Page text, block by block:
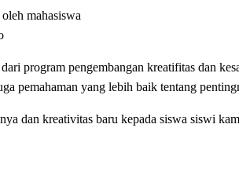
mahasiswa
program pengembangan kreatifitas dan
pemahaman yang lebih baik tentang
dan kreativitas baru kepada siswa siswi